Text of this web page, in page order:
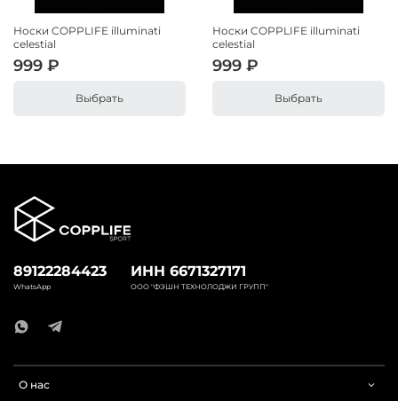
Носки COPPLIFE illuminati
celestial
999 ₽
Выбрать
Носки COPPLIFE illuminati
celestial
999 ₽
Выбрать
О нас
89122284423
WhatsApp
ИНН 6671327171
ООО "ФЭШН ТЕХНОЛОДЖИ ГРУПП"